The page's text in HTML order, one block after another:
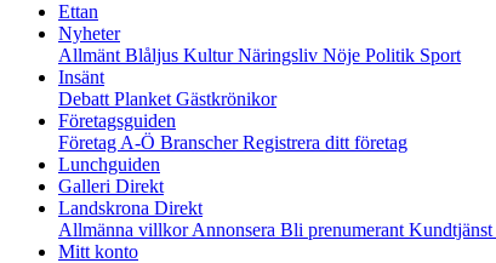
Ettan
Nyheter
Allmänt Blåljus KulturNäringsliv Nöje Politik Sport
Insänt
Debatt Planket Gästkrönikor
Företagsguiden
Företag A-Ö BranscherRegistrera ditt företag
Lunchguiden
Galleri Direkt
Landskrona Direkt
Allmänna villkorAnnonsera Bli prenumerant Kundtjänst
Mitt konto